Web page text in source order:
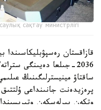
сақтау министрлігі
قازاقستان رەسپۋبليكاسىندا
2036-جىلعا دەيىنگى
ساقتاۋ مينيسترلىگىنىڭ
پرەزيدەنت جانىنداعى ۇلتتىق
وتكەن بىرلەسكەن وتىرىسىندا